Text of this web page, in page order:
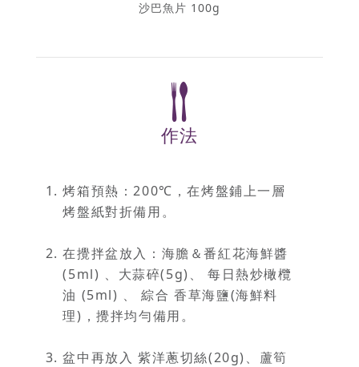
沙巴魚片 100g
作法
烤箱預熱：200℃，在烤盤鋪上一層
烤盤紙對折備用。
在攪拌盆放入：海膽＆番紅花海鮮醬
(5ml) 、大蒜碎(5g)、 每日熱炒橄欖
油 (5ml) 、 綜合 香草海鹽(海鮮料
理)，攪拌均勻備用。
盆中再放入 紫洋蔥切絲(20g)、蘆筍